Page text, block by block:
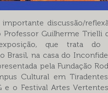
importante discussão/
Guilherme Trielli
que trata do
Brasil, na casa do
pela Fundação
Cultural em
e o Festival Artes